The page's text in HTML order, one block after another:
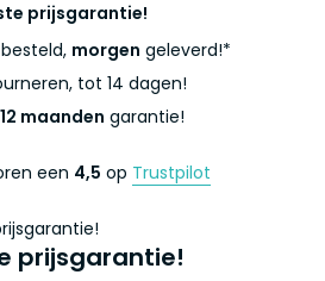
prijsgarantie!
morgen geleverd!*
tot 14 dagen!
12 maanden garantie!
een 4,5 op Trustpilot
prijsgarantie!